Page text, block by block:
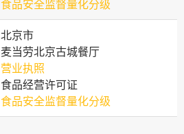
食品安全监督量化分级
北京市
麦当劳北京古城餐厅
营业执照
食品经营许可证
食品安全监督量化分级